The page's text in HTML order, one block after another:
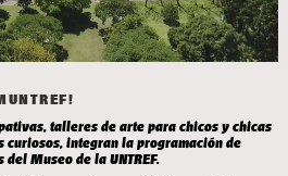
talleres de arte para chicos y chicas
curiosos, integran la programación de
Museo de la UNTREF.